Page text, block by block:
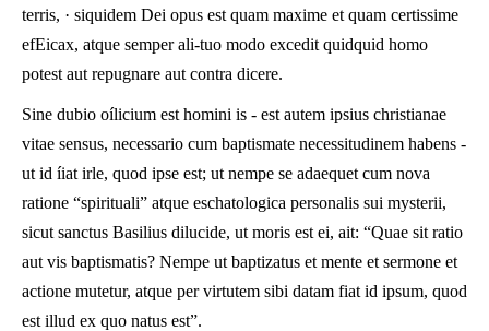
terris, · siquidem Dei opus est quam maxime et quam certissime
efEicax, atque semper ali-tuo modo excedit quidquid homo
potest aut repugnare aut contra dicere.
Sine dubio oílicium est homini is - est autem ipsius christianae
vitae sensus, necessario cum baptismate necessitudinem habens -
ut id íiat irle, quod ipse est; ut nempe se adaequet cum nova
ratione “spirituali” atque eschatologica personalis sui mysterii,
sicut sanctus Basilius dilucide, ut moris est ei, ait: “Quae sit ratio
aut vis baptismatis? Nempe ut baptizatus et mente et sermone et
actione mutetur, atque per virtutem sibi datam fiat id ipsum, quod
est illud ex quo natus est”.